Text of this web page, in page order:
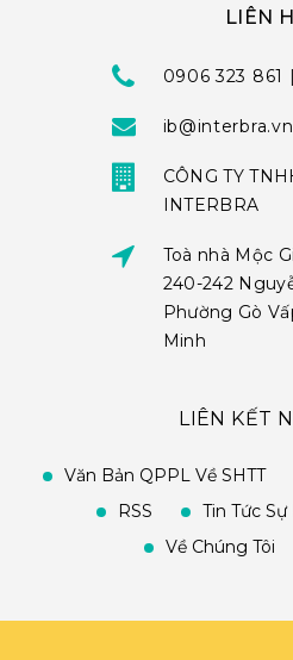
LIÊN
0906 323 861
ib@interbra.vn
CÔNG TY
INTERBRA
Toà nhà Mộc
240-242
Phường Gò
Minh
LIÊN KẾT
Văn Bản QPPL Về SHTT
RSS
Tin Tức Sự
Về Chúng Tôi